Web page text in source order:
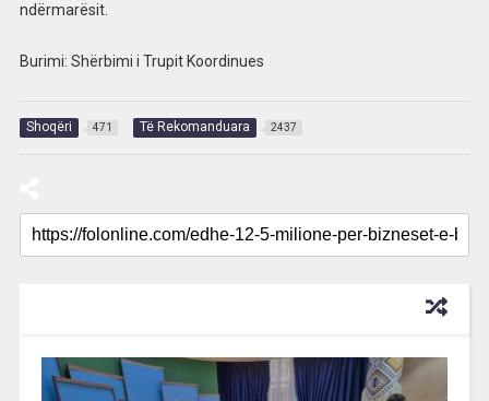
ndërmarësit.
Burimi: Shërbimi i Trupit Koordinues
Shoqëri 471 Të Rekomanduara 2437